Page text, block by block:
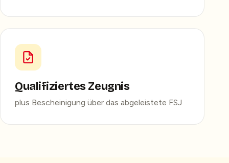
Qualifiziertes Zeugnis
plus Bescheinigung über das abgeleistete FSJ